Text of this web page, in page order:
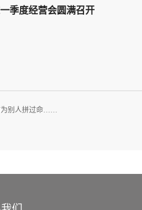
季度经营会圆满召开
为别人拼过命……